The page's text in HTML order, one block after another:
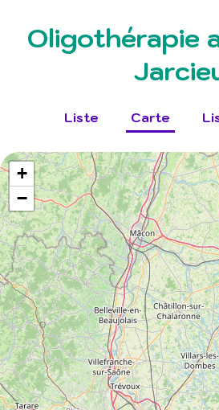
Oligothérapie
Liste Carte
+
−